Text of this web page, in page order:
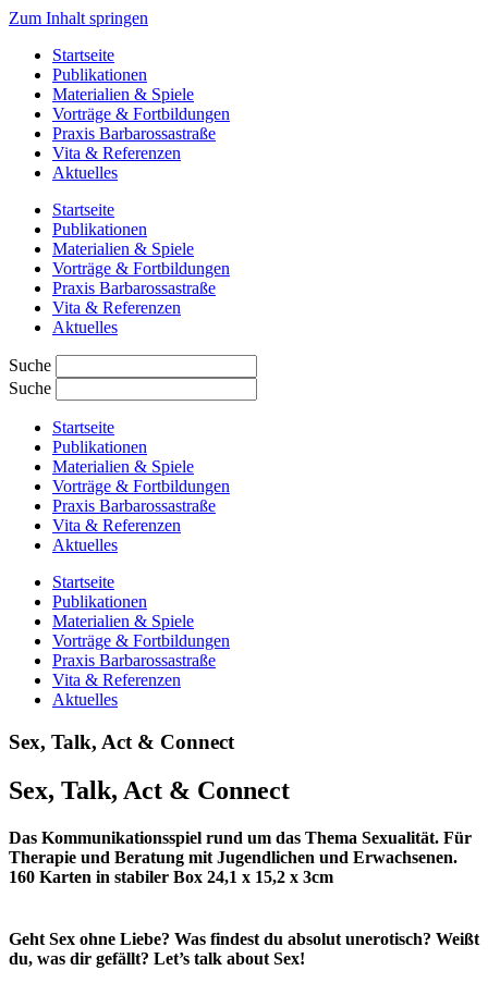
Zum Inhalt springen
Startseite
Publikationen
Materialien & Spiele
Vorträge & Fortbildungen
Praxis Barbarossastraße
Vita & Referenzen
Aktuelles
Startseite
Publikationen
Materialien & Spiele
Vorträge & Fortbildungen
Praxis Barbarossastraße
Vita & Referenzen
Aktuelles
Suche
Suche
Startseite
Publikationen
Materialien & Spiele
Vorträge & Fortbildungen
Praxis Barbarossastraße
Vita & Referenzen
Aktuelles
Startseite
Publikationen
Materialien & Spiele
Vorträge & Fortbildungen
Praxis Barbarossastraße
Vita & Referenzen
Aktuelles
Sex, Talk, Act & Connect
Sex, Talk, Act & Connect
Das Kommunikationsspiel rund um das Thema Sexualität. Für
Therapie und Beratung mit Jugendlichen und Erwachsenen.
160 Karten in stabiler Box 24,1 x 15,2 x 3cm
Geht Sex ohne Liebe? Was findest du absolut unerotisch? Weißt
du, was dir gefällt? Let’s talk about Sex!